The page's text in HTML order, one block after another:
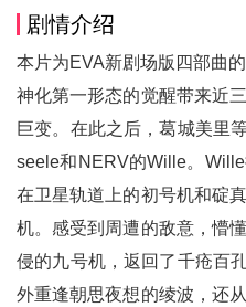
剧情介绍
本片为EVA新剧场版四部曲
神化第一形态的觉醒带来近
巨变。在此之后，葛城美里
seele和NERV的Wille。
在卫星轨道上的初号机和碇
机。感受到周遭的敌意，懵
侵的九号机，返回了千疮百
外重逢朝思夜想的绫波，还